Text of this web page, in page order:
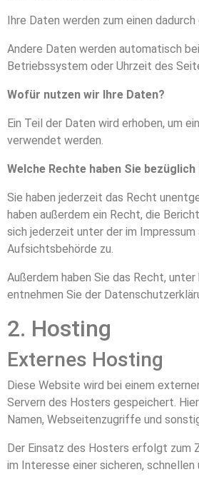
Ihre Daten werden zum einen
Andere Daten werden automatisch
Betriebssystem oder Uhrzeit des
Wofür nutzen wir Ihre Daten?
Ein Teil der Daten wird erhoben, um
verwendet werden.
Welche Rechte haben Sie
Sie haben jederzeit das Recht
haben außerdem ein Recht, die
sich jederzeit unter der im
Aufsichtsbehörde zu.
Außerdem haben Sie das Recht,
entnehmen Sie der
2. Hosting
Externes Hosting
Diese Website wird bei einem
Servern des Hosters gespeichert.
Namen, Webseitenzugriffe und
Der Einsatz des Hosters erfolgt zum
im Interesse einer sicheren,